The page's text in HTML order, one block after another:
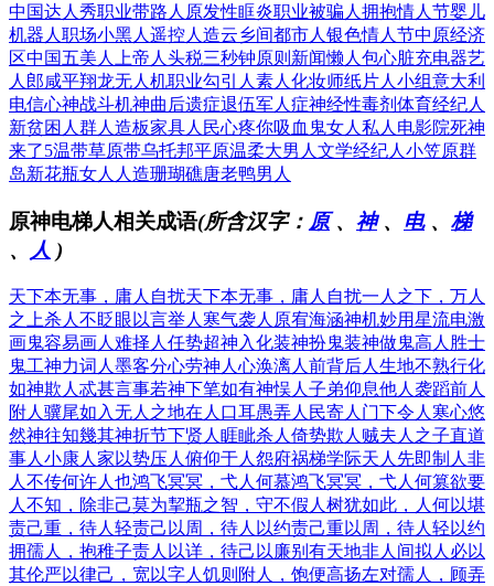
中国达人秀职业带路人 原发性眶炎职业被骗人 拥抱情人节婴儿
机器人 职场小黑人 遥控人造云乡间都市人 银色情人节中原经济
区中国五美人 上帝人头税三秒钟原则 新闻懒人包心脏充电器艺
人郎咸平翔龙无人机职业勾引人 素人化妆师纸片人小组意大利
电信心神战斗机神曲后遗症退伍军人症神经性毒剂 体育经纪人
新贫困人群人造板家具人民心疼你吸血鬼女人 私人电影院死神
来了5温带草原带乌托邦平原温柔大男人 文学经纪人 小笠原群
岛新花瓶女人 人造珊瑚礁唐老鸭男人
原神电梯人相关成语(所含汉字： 原、 神、 电、 梯
、
人 )
天下本无事，庸人自扰天下本无事，庸人自扰一人之下，万人
之上杀人不眨眼 以言举人 寒气袭人 原宥海涵神机妙用星流电激
画鬼容易画人难择人任势超神入化装神扮鬼装神做鬼高人胜士
鬼工神力词人墨客分心劳神 人心涣漓人前背后人生地不熟行化
如神欺人忒甚言事若神下笔如有神悮人子弟仰息他人 袭蹈前人
附人骥尾如入无人之地在人口耳愚弄人民寄人门下令人寒心悠
然神往知幾其神折节下贤人 睚眦杀人 倚势欺人 贼夫人之子直道
事人 小康人家 以势压人 俯仰于人 怨府祸梯学际天人 先即制人 非
人不传何许人也鸿飞冥冥，弋人何慕鸿飞冥冥，弋人何篡欲要
人不知，除非己莫为挈瓶之智，守不假人 树犹如此，人何以堪
责己重，待人轻责己以周，待人以约责己重以周，待人轻以约
拥孺人，抱稚子责人以详，待己以廉别有天地非人间拟人必以
其伦严以律己，宽以字人 饥则附人，饱便高扬左对孺人，顾弄